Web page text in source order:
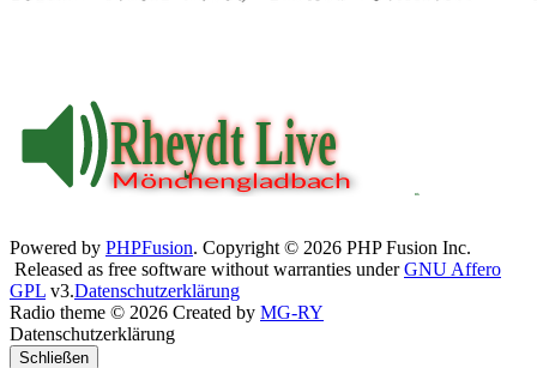
Powered by PHPFusion. Copyright © 2026 PHP Fusion Inc.
Released as free software without warranties underGNU Affero
GPL v3.Datenschutzerklärung
Radio theme © 2026 Created by MG-RY
Datenschutzerklärung
Schließen